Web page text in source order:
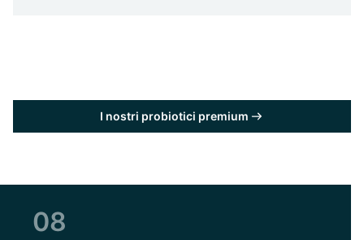
I nostri probiotici premium
08